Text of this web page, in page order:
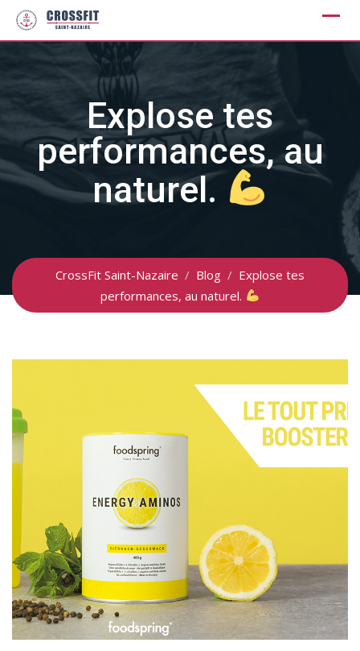
Skip
Explose tes
performances, au
naturel.
CrossFit Saint-Nazaire / Blog / Explose tes
performances, au naturel.